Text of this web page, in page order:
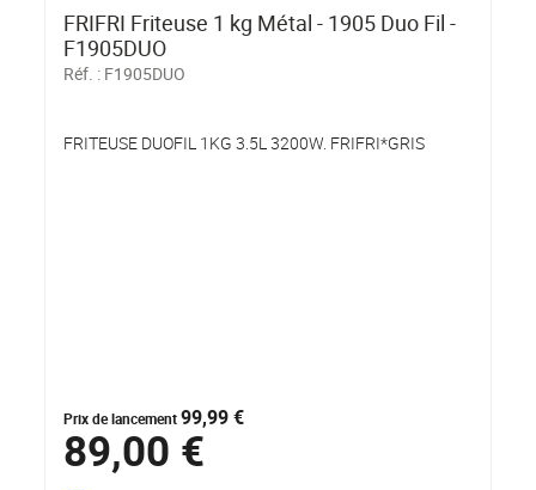
FRIFRI Friteuse 1 kg Métal - 1905 Duo Fil -
F1905DUO
Réf. : F1905DUO
FRITEUSE DUOFIL 1KG 3.5L 3200W. FRIFRI*GRIS
Prix de lancement99,99 €
89,00 €